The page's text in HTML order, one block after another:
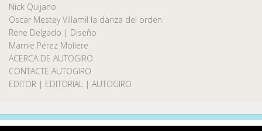
Nick Quijano
Oscar Mestey Villamil la danza del orden
Rene Delgado | Diseño
Marnie Pérez Moliere
ACERCA DE AUTOGIRO
CONTACTE AUTOGIRO
EDITOR | EDITORIAL | AUTOGIRO